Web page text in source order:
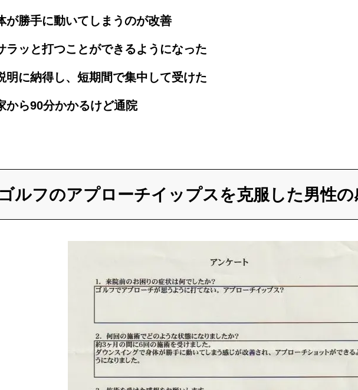
が勝手に動いてしまうのが改善
ラッと打つことができるようになった
明に納得し、短期間で集中して受けた
から90分かかるけど通院
ゴルフのアプローチイップスを克服した男性の